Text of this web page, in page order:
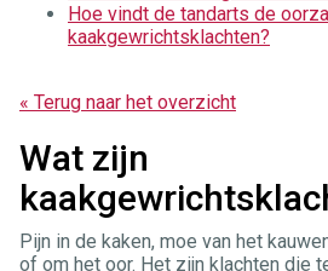
Hoe vindt de tandarts de
kaakgewrichtsklachten?
« Terug naar het overzicht
Wat zijn
Pijn in de kaken, moe van het
of om het oor. Het zijn klachten die